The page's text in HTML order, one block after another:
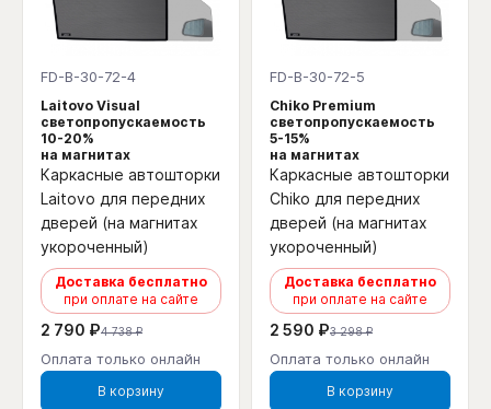
FD-B-30-72-4
Laitovo Visual
светопропускаемость
10-20%
на магнитах
Каркасные автошторки
Laitovo для передних
дверей (на магнитах
укороченный)
Доставка бесплатно
при оплате на сайте
2 790 ₽4 738 ₽
Оплата только онлайн
В корзину
FD-B-30-72-5
Chiko Premium
светопропускаемость
5-15%
на магнитах
Каркасные автошторки
Chiko для передних
дверей (на магнитах
укороченный)
Доставка бесплатно
при оплате на сайте
2 590 ₽3 298 ₽
Оплата только онлайн
В корзину